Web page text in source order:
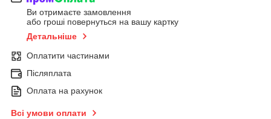
Ви отримаєте замовлення
або гроші повернуться на вашу картку
Детальніше
Оплатити частинами
Післяплата
Оплата на рахунок
Всі умови оплати